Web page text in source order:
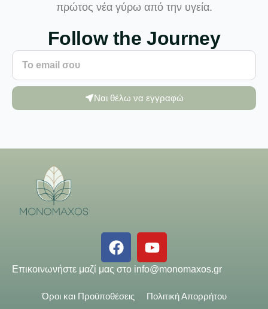
πρώτος νέα γύρω από την υγεία.
Follow the Journey
Ναι θέλω να εγγραφώ
Επικοινωνήστε μαζί μας στο info@monomaxos.gr
Όροι και Προϋποθέσεις Πολιτική Απορρήτου